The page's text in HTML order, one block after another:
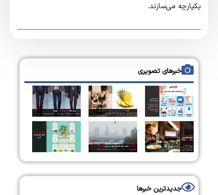
یکپارچه می‌سازند.
خبرهای تصویری
جدیدترین خبرها